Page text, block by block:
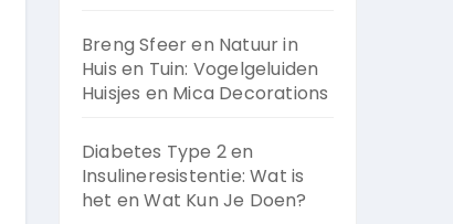
Breng Sfeer en Natuur in
Huis en Tuin: Vogelgeluiden
Huisjes en Mica Decorations
Diabetes Type 2 en
Insulineresistentie: Wat is
het en Wat Kun Je Doen?